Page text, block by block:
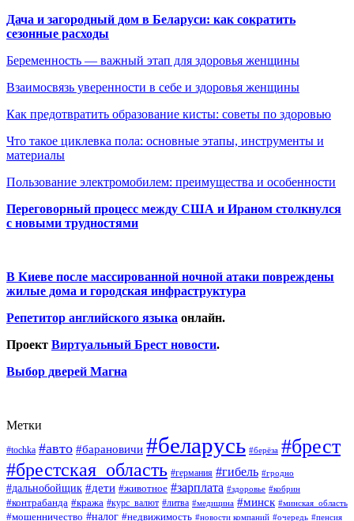
Дача и загородный дом в Беларуси: как сократить
сезонные расходы
Беременность — важный этап для здоровья женщины
Взаимосвязь уверенности в себе и здоровья женщины
Как предотвратить образование кисты: советы по здоровью
Что такое циклевка пола: основные этапы, инструменты и
материалы
Пользование электромобилем: преимущества и особенности
Переговорный процесс между США и Ираном столкнулся
с новыми трудностями
В Киеве после массированной ночной атаки повреждены
жилые дома и городская инфраструктура
Репетитор английского языка онлайн.
Проект Виртуальный Брест новости.
Выбор дверей Магна
Метки
#tochka #авто #барановичи #беларусь #берёза #брест
#брестская_область #германия #гибель #гродно
#дальнобойщик #дети #животное #зарплата #здоровье #кобрин
#контрабанда #кража #курс_валют #литва #медицина #минск #минская_область
#мошенничество #налог #недвижимость #новости компаний #очередь #пенсия